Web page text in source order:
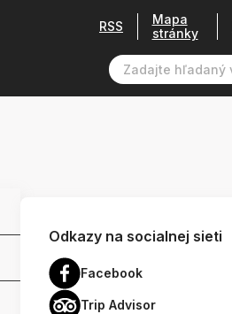
RSS
Mapa
stránky
Odkazy na socialnej sieti
Facebook
Trip Advisor